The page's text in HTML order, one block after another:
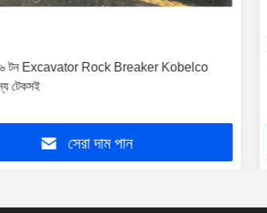
টন Excavator Rock Breaker Kobelco
টেকসই
সেরা দাম পান